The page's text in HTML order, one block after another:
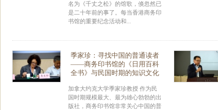
名为《千丈之松》的馆歌，倏忽然已
是二十年前的事了。每当香港商务印
书馆的重要纪念活动和...
季家珍：寻找中国的普通读者
——商务印书馆的《日用百科
全书》与民国时期的知识文化
加拿大约克大学季家珍教授 作为民
国时期规模最大、最为雄心勃勃的出
版社，商务印书馆非常关心中国的普